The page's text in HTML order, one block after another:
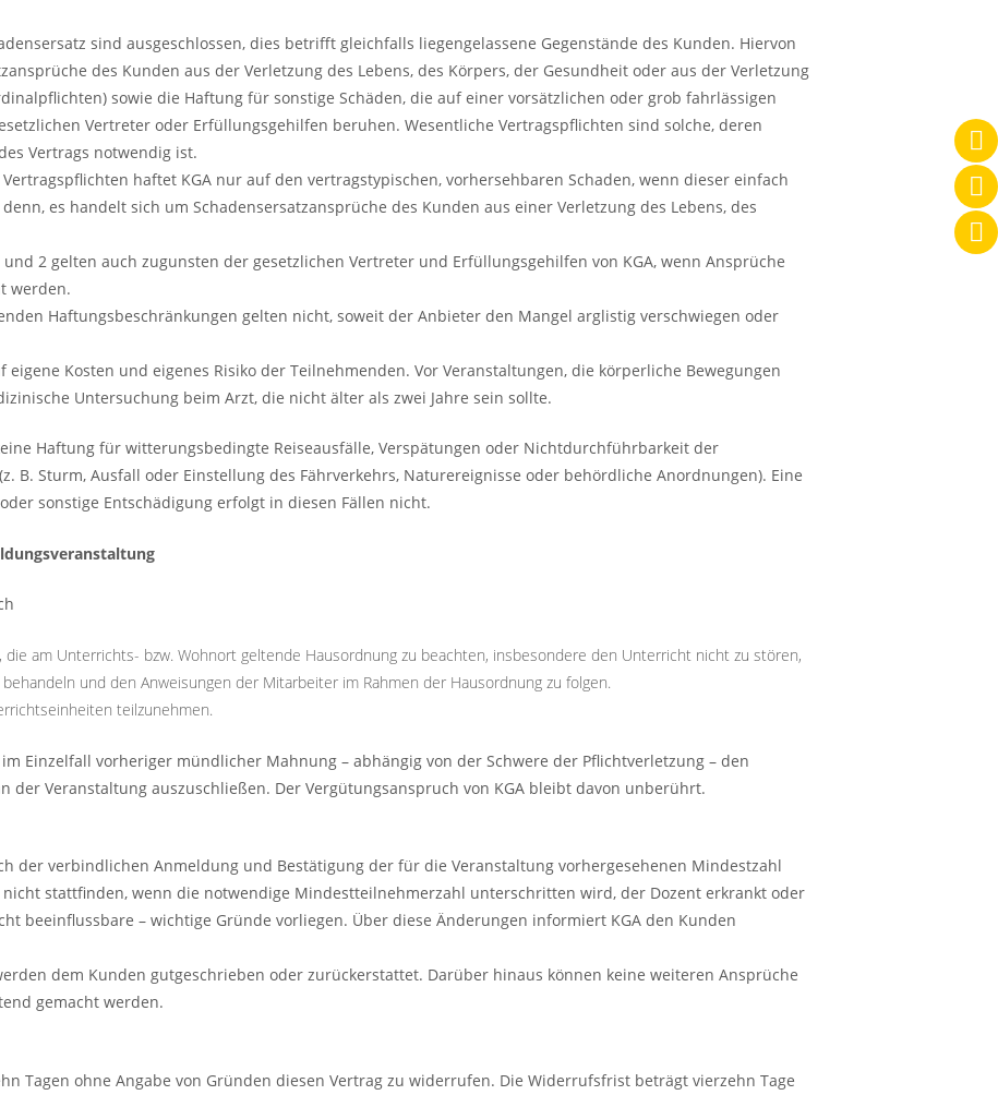
sind ausgeschlossen, dies betrifft gleichfalls liegengelassene Gegenstände des Kunden. Hiervon
des Kunden aus der Verletzung des Lebens, des Körpers, der Gesundheit oder aus der Verletzung
sowie die Haftung für sonstige Schäden, die auf einer vorsätzlichen oder grob fahrlässigen
Vertreter oder Erfüllungsgehilfen beruhen. Wesentliche Vertragspflichten sind solche, deren
Vertrags notwendig ist.
haftet KGA nur auf den vertragstypischen, vorhersehbaren Schaden, wenn dieser einfach
es handelt sich um Schadensersatzansprüche des Kunden aus einer Verletzung des Lebens, des
2 gelten auch zugunsten der gesetzlichen Vertreter und Erfüllungsgehilfen von KGA, wenn Ansprüche
werden.
Haftungsbeschränkungen gelten nicht, soweit der Anbieter den Mangel arglistig verschwiegen oder
eigene Kosten und eigenes Risiko der Teilnehmenden. Vor Veranstaltungen, die körperliche Bewegungen
Untersuchung beim Arzt, die nicht älter als zwei Jahre sein sollte.
Haftung für witterungsbedingte Reiseausfälle, Verspätungen oder Nichtdurchführbarkeit der
B. Sturm, Ausfall oder Einstellung des Fährverkehrs, Naturereignisse oder behördliche Anordnungen). Eine
sonstige Entschädigung erfolgt in diesen Fällen nicht.
am Unterrichts- bzw. Wohnort geltende Hausordnung zu beachten, insbesondere den Unterricht nicht zu stören,
und den Anweisungen der Mitarbeiter im Rahmen der Hausordnung zu folgen.
teilzunehmen.
Einzelfall vorheriger mündlicher Mahnung – abhängig von der Schwere der Pflichtverletzung – den
der Veranstaltung auszuschließen. Der Vergütungsanspruch von KGA bleibt davon unberührt.
der verbindlichen Anmeldung und Bestätigung der für die Veranstaltung vorhergesehenen Mindestzahl
stattfinden, wenn die notwendige Mindestteilnehmerzahl unterschritten wird, der Dozent erkrankt oder
beeinflussbare – wichtige Gründe vorliegen. Über diese Änderungen informiert KGA den Kunden
dem Kunden gutgeschrieben oder zurückerstattet. Darüber hinaus können keine weiteren Ansprüche
gemacht werden.
Tagen ohne Angabe von Gründen diesen Vertrag zu widerrufen. Die Widerrufsfrist beträgt vierzehn Tage